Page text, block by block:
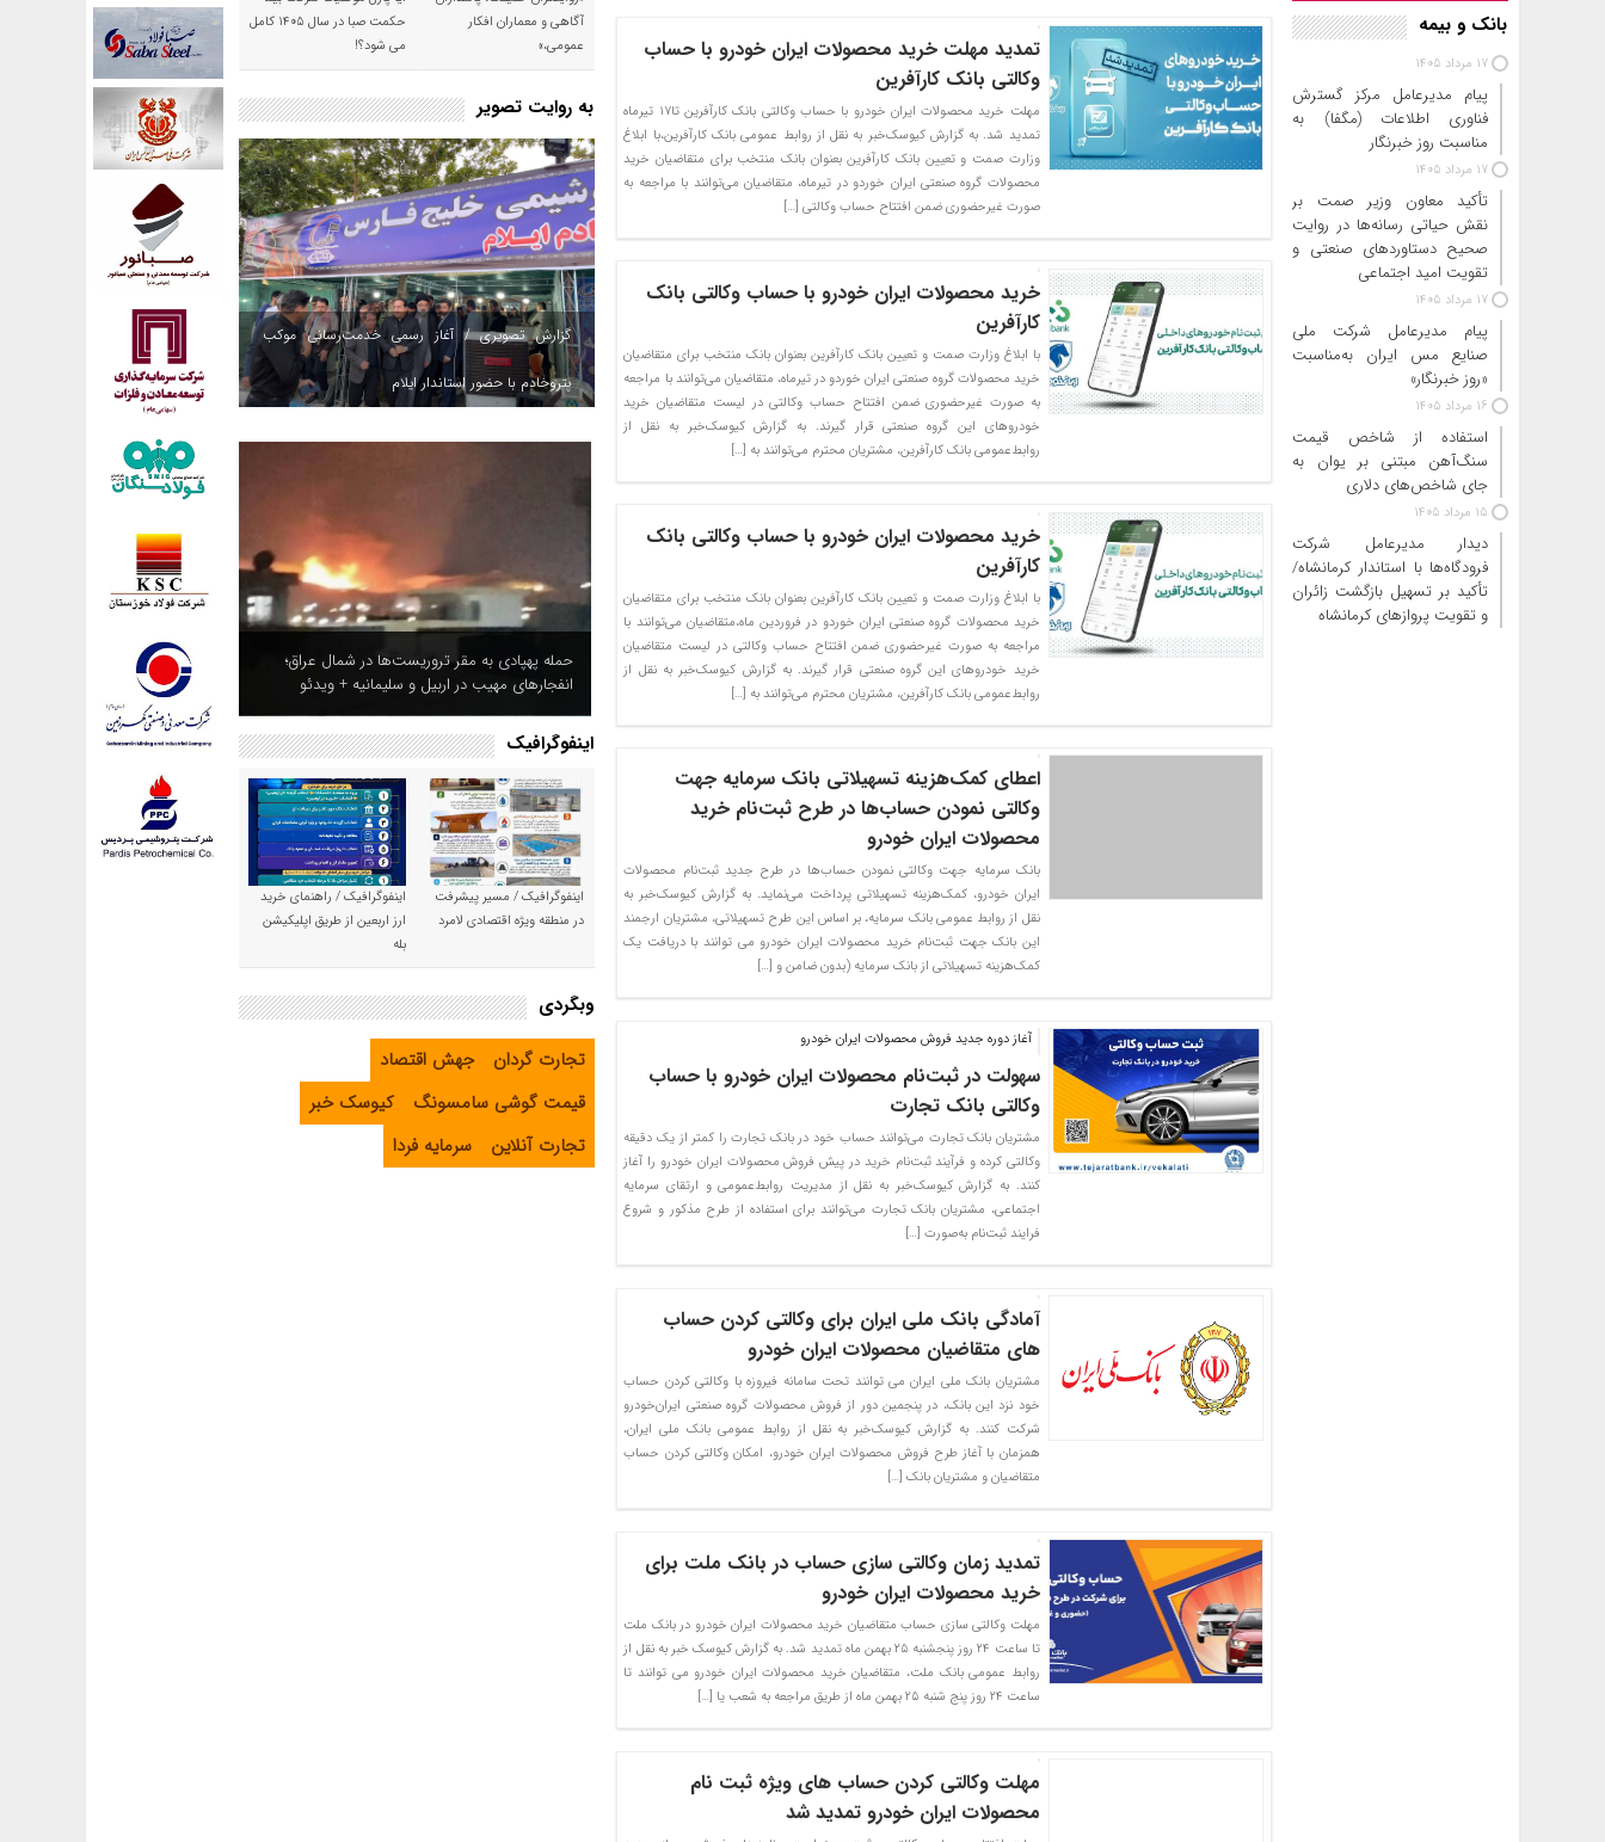
بانک و بیمه
17 مرداد 1405
پیام مدیرعامل مرکز گسترش
فناوری اطلاعات (مگفا) به
مناسبت روز خبرنگار
17 مرداد 1405
تأکید معاون وزیر صمت بر
نقش حیاتی رسانه‌ها در روایت
صحیح دستاوردهای صنعتی و
تقویت امید اجتماعی
17 مرداد 1405
پیام مدیرعامل شرکت ملی
صنایع مس ایران به‌مناسبت
«روز خبرنگار»
16 مرداد 1405
استفاده از شاخص قیمت
سنگ‌آهن مبتنی بر یوان به
جای شاخص‌های دلاری
15 مرداد 1405
دیدار مدیرعامل شرکت
فرودگاه‌ها با استاندار کرمانشاه/
تأکید بر تسهیل بازگشت زائران
و تقویت پروازهای کرمانشاه
تمدید مهلت خرید محصولات ایران خودرو با حساب
وکالتی بانک کارآفرین
مهلت خرید محصولات ایران خودرو با حساب وکالتی بانک کارآفرین تا۱۷ تیرماه
تمدید شد. به گزارش کیوسک‌خبر به نقل از روابط عمومی بانک کارآفرین،با ابلاغ
وزارت صمت و تعیین بانک کارآفرین بعنوان بانک منتخب برای متقاضیان خرید
محصولات گروه صنعتی ایران خوردو در تیرماه، متقاضیان می‌توانند با مراجعه به
صورت غیرحضوری ضمن افتتاح حساب وکالتی […]
خرید محصولات ایران خودرو با حساب وکالتی بانک
کارآفرین
با ابلاغ وزارت صمت و تعیین بانک کارآفرین بعنوان بانک منتخب برای متقاضیان
خرید محصولات گروه صنعتی ایران خوردو در تیرماه، متقاضیان می‌توانند با مراجعه
به صورت غیرحضوری ضمن افتتاح حساب وکالتی در لیست متقاضیان خرید
خودروهای این گروه صنعتی قرار گیرند. به گزارش کیوسک‌خبر به نقل از
روابط‌عمومی بانک کارآفرین، مشتریان محترم می‌توانند به […]
خرید محصولات ایران خودرو با حساب وکالتی بانک
کارآفرین
با ابلاغ وزارت صمت و تعیین بانک کارآفرین بعنوان بانک منتخب برای متقاضیان
خرید محصولات گروه صنعتی ایران خوردو در فروردین ماه،متقاضیان می‌توانند با
مراجعه به صورت غیرحضوری ضمن افتتاح حساب وکالتی در لیست متقاضیان
خرید خودروهای این گروه صنعتی قرار گیرند. به گزارش کیوسک‌خبر به نقل از
روابط‌عمومی بانک کارآفرین، مشتریان محترم می‌توانند به […]
اعطای کمک‌هزینه تسهیلاتی بانک سرمایه جهت
وکالتی نمودن حساب‌ها در طرح ثبت‌نام خرید
محصولات ایران خودرو
بانک سرمایه جهت وکالتی نمودن حساب‌ها در طرح جدید ثبت‌نام محصولات
ایران خودرو، کمک‌هزینه تسهیلاتی پرداخت می‌نماید. به گزارش کیوسک‌خبر به
نقل از روابط عمومی بانک سرمایه، بر اساس این طرح تسهیلاتی، مشتریان ارجمند
این بانک جهت ثبت‌نام خرید محصولات ایران خودرو می توانند با دریافت یک
کمک‌هزینه تسهیلاتی از بانک سرمایه (بدون ضامن و […]
آغاز دوره جدید فروش محصولات ایران خودرو
سهولت در ثبت‌نام محصولات ایران خودرو با حساب
وکالتی بانک تجارت
مشتریان بانک تجارت می‌توانند حساب خود در بانک تجارت را کمتر از یک دقیقه
وکالتی کرده و فرآیند ثبت‌نام خرید در پیش فروش محصولات ایران خودرو را آغاز
کنند. به گزارش کیوسک‌خبر به نقل از مدیریت روابط‌عمومی و ارتقای سرمایه
اجتماعی، مشتریان بانک تجارت می‌توانند برای استفاده از طرح مذکور و شروع
فرایند ثبت‌نام به‌صورت […]
آمادگی بانک ملی ایران برای وکالتی کردن حساب
های متقاضیان محصولات ایران خودرو
مشتریان بانک ملی ایران می توانند تحت سامانه فیروزه با وکالتی کردن حساب
خود نزد این بانک، در پنجمین دور از فروش محصولات گروه صنعتی ایران‌خودرو
شرکت کنند. به گزارش کیوسک‌خبر به نقل از روابط عمومی بانک ملی ایران،
همزمان با آغاز طرح فروش محصولات ایران خودرو، امکان وکالتی کردن حساب
متقاضیان و مشتریان بانک […]
تمدید زمان وکالتی سازی حساب در بانک ملت برای
خرید محصولات ایران خودرو
مهلت وکالتی سازی حساب متقاضیان خرید محصولات ایران خودرو در بانک ملت
تا ساعت ۲۴ روز پنجشنبه ۲۵ بهمن ماه تمدید شد. به گزارش کیوسک خبر به نقل از
روابط عمومی بانک ملت، متقاضیان خرید محصولات ایران خودرو می توانند تا
ساعت ۲۴ روز پنج شنبه ۲۵ بهمن ماه از طریق مراجعه به شعب یا […]
مهلت وکالتی کردن حساب های ویژه ثبت نام
محصولات ایران خودرو تمدید شد
آگاهی و معماران افکار
عمومی،»
حکمت صبا در سال ۱۴۰۵ کامل
می شود؟!
به روایت تصویر
گزارش تصویری / آغاز رسمی خدمت‌رسانی موکب
پتروخادم با حضور استاندار ایلام
حمله پهپادی به مقر تروریست‌ها در شمال عراق؛
انفجارهای مهیب در اربیل و سلیمانیه + ویدئو
اینفوگرافیک
اینفوگرافیک / مسیر پیشرفت
در منطقه ویژه اقتصادی لامرد
اینفوگرافیک / راهنمای خرید
ارز اربعین از طریق اپلیکیشن
بله
وبگردی
تجارت گردان
جهش اقتصاد
قیمت گوشی سامسونگ
کیوسک خبر
تجارت آنلاین
سرمایه فردا